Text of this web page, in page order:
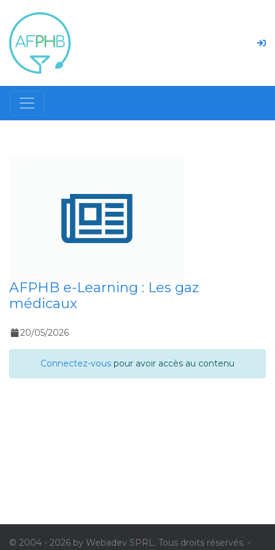
AFPHB e-Learning : Les gaz
médicaux
20/05/2026
Connectez-vous pour avoir accès au contenu
© 2004 - 2026 by Webadev SPRL. Tous droits réservés. -